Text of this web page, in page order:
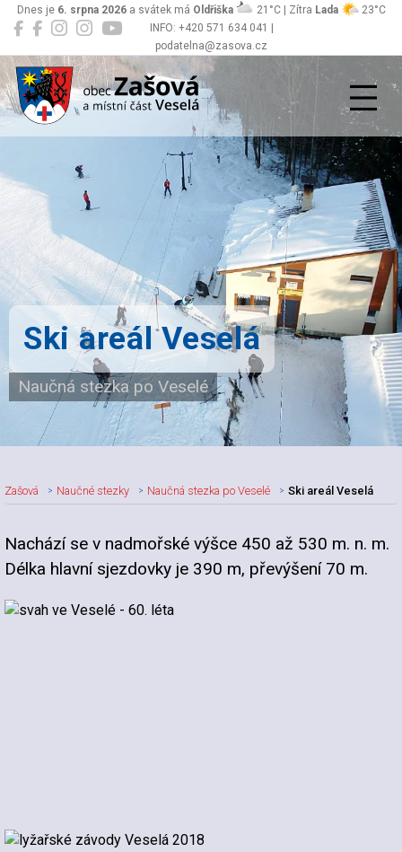
INFO: +420 571 634 041 |
podatelna@zasova.cz
Dnes je 6. srpna 2026a svátek má Oldřiška 21°C | Zítra Lada 23°C
Zašová
Ski areál Veselá
Naučná stezka po Veselé
Zašová Naučné stezky Naučná stezka po Veselé Ski areál Veselá
Nachází se v nadmořské výšce 450 až 530 m. n. m.
Délka hlavní sjezdovky je 390 m, převýšení 70 m.